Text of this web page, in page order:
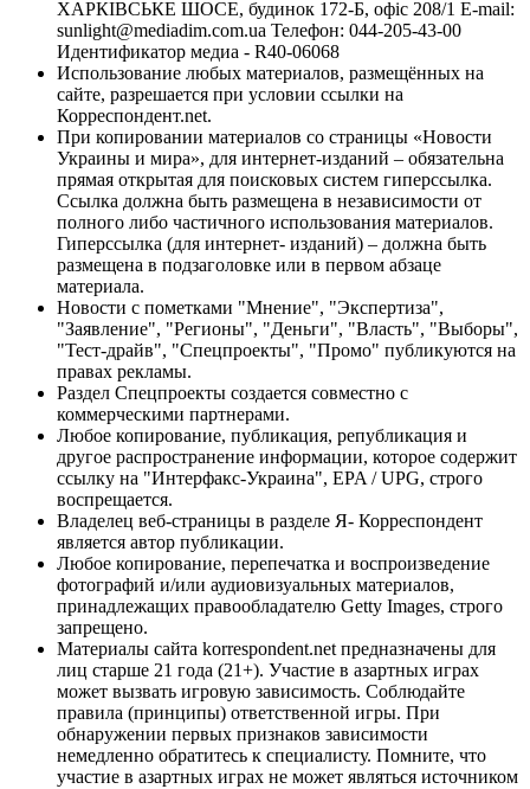
ХАРКІВСЬКЕ ШОСЕ, будинок 172-Б, офіс 208/1 E-mail:
sunlight@mediadim.com.ua Телефон: 044-205-43-00
Идентификатор медиа - R40-06068
Использование любых материалов, размещённых на
сайте, разрешается при условии ссылки на
Корреспондент.net.
При копировании материалов со страницы «Новости
Украины и мира», для интернет-изданий – обязательна
прямая открытая для поисковых систем гиперссылка.
Ссылка должна быть размещена в независимости от
полного либо частичного использования материалов.
Гиперссылка (для интернет- изданий) – должна быть
размещена в подзаголовке или в первом абзаце
материала.
Новости с пометками "Мнение", "Экспертиза",
"Заявление", "Регионы", "Деньги", "Власть", "Выборы",
"Тест-драйв", "Спецпроекты", "Промо" публикуются на
правах рекламы.
Раздел Спецпроекты создается совместно с
коммерческими партнерами.
Любое копирование, публикация, републикация и
другое распространение информации, которое содержит
ссылку на "Интерфакс-Украина", EPA / UPG, строго
воспрещается.
Владелец веб-страницы в разделе Я- Корреспондент
является автор публикации.
Любое копирование, перепечатка и воспроизведение
фотографий и/или аудиовизуальных материалов,
принадлежащих правообладателю Getty Images, строго
запрещено.
Материалы сайта korrespondent.net предназначены для
лиц старше 21 года (21+). Участие в азартных играх
может вызвать игровую зависимость. Соблюдайте
правила (принципы) ответственной игры. При
обнаружении первых признаков зависимости
немедленно обратитесь к специалисту. Помните, что
участие в азартных играх не может являться источником